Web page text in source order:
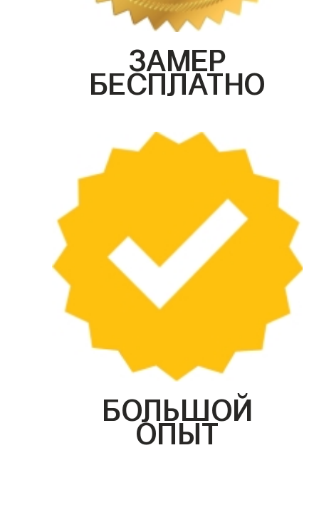
ЗАМЕР
БЕСПЛАТНО
БОЛЬШОЙ
ОПЫТ